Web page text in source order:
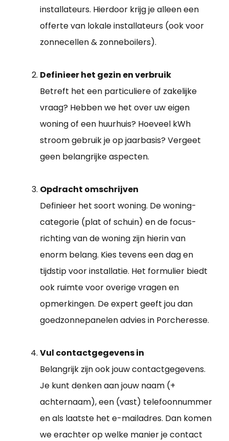
installateurs. Hierdoor krijg je alleen een
offerte van lokale installateurs (ook voor
zonnecellen & zonneboilers).
Definieer het gezin en verbruik
Betreft het een particuliere of zakelijke
vraag? Hebben we het over uw eigen
woning of een huurhuis? Hoeveel kWh
stroom gebruik je op jaarbasis? Vergeet
geen belangrijke aspecten.
Opdracht omschrijven
Definieer het soort woning. De woning-
categorie (plat of schuin) en de focus-
richting van de woning zijn hierin van
enorm belang. Kies tevens een dag en
tijdstip voor installatie. Het formulier biedt
ook ruimte voor overige vragen en
opmerkingen. De expert geeft jou dan
goedzonnepanelen advies in Porcheresse.
Vul contactgegevens in
Belangrijk zijn ook jouw contactgegevens.
Je kunt denken aan jouw naam (+
achternaam), een (vast) telefoonnummer
en als laatste het e-mailadres. Dan komen
we erachter op welke manier je contact